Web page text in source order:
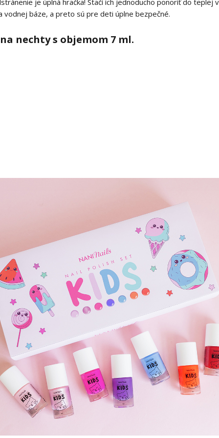
vodnej báze, a preto sú pre deti úplne bezpečné.
nechty s objemom 7 ml.